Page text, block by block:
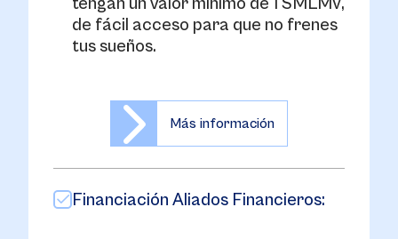
de fácil acceso para que no frenes
tus sueños.
Más información
Financiación Aliados Financieros: